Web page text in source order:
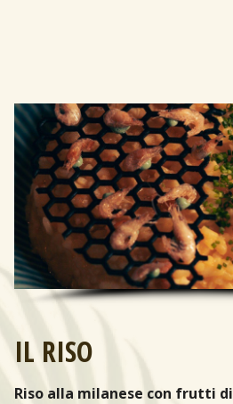
IL RISO
Riso alla milanese con frutti